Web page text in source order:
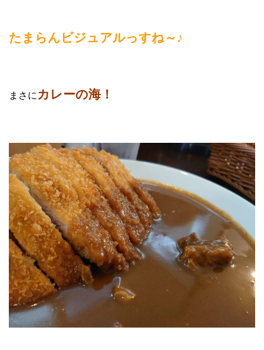
たまらんビジュアルっすね～♪
まさに カレーの海！